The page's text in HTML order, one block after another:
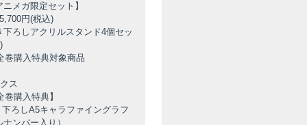
メガ限定セット】
円(税込)
下ろしアクリルスタンド4個セッ
)
購入特典対象商品
ス
巻購入特典】
ろしA5キャラファイングラフ
ンバー入り）